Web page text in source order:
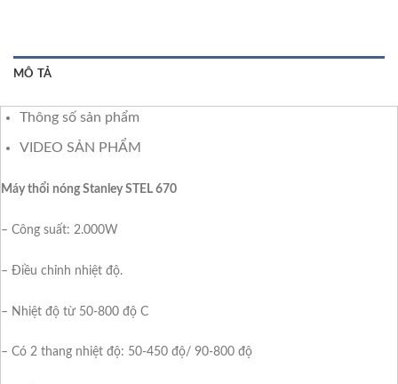
MÔ TẢ
Thông số sản phẩm
VIDEO SẢN PHẨM
Máy thổi nóng Stanley STEL 670
– Công suất: 2.000W
– Điều chỉnh nhiệt độ.
– Nhiệt độ từ 50-800 độ C
– Có 2 thang nhiệt độ: 50-450 độ/ 90-800 độ